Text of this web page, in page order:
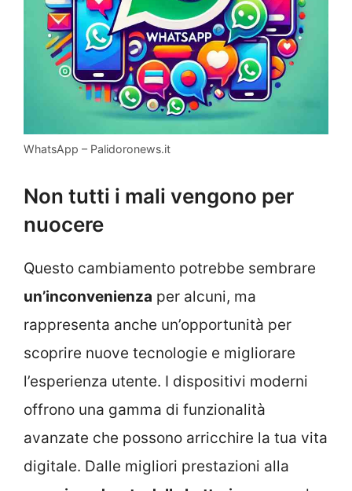
WhatsApp – Palidoronews.it
Non tutti i mali vengono per
nuocere
Questo cambiamento potrebbe sembrare
un’inconvenienza per alcuni, ma
rappresenta anche un’opportunità per
scoprire nuove tecnologie e migliorare
l’esperienza utente. I dispositivi moderni
offrono una gamma di funzionalità
avanzate che possono arricchire la tua vita
digitale. Dalle migliori prestazioni alla